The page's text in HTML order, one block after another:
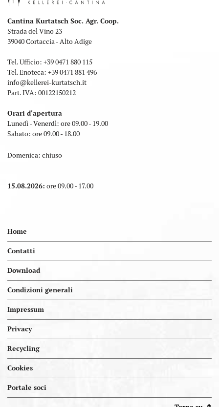
Cantina Kurtatsch Soc. Agr. Coop.
Strada del Vino 23
39040 Cortaccia - Alto Adige
Tel. Ufficio: +39 0471 880 115
Tel. Enoteca: +39 0471 881 496
info@kellerei-kurtatsch.it
Part. IVA: 00122150212
Orari d'apertura
Lunedì - Venerdì: ore 09.00 - 19.00
Sabato: ore 09.00 - 18.00
Domenica: chiuso
15.08.2026: ore 09.00 - 17.00
Home
Contatti
Download
Condizioni generali
Impressum
Privacy
Recycling
Cookies
Portale soci
Portal.kellereien